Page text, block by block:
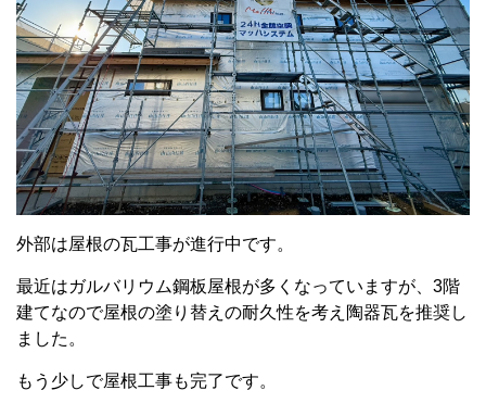
外部は屋根の瓦工事が進行中です。
最近はガルバリウム鋼板屋根が多くなっていますが、3階
建てなので屋根の塗り替えの耐久性を考え陶器瓦を推奨し
ました。
もう少しで屋根工事も完了です。